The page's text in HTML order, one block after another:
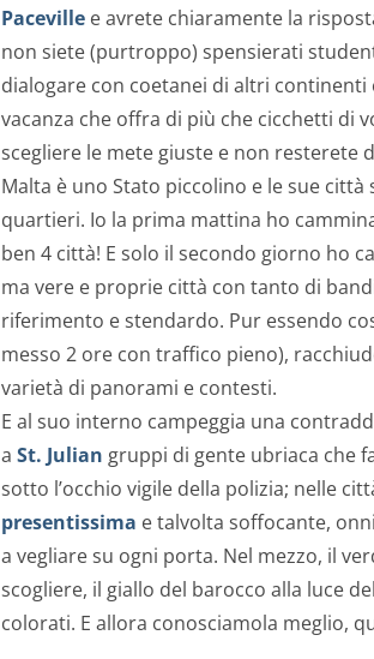
Paceville e avrete chiaramente la
non siete (purtroppo) spensierati
dialogare con coetanei di altri continenti
vacanza che offra di più che cicchetti di
scegliere le mete giuste e non resterete
Malta è uno Stato piccolino e le sue
quartieri. Io la prima mattina ho
ben 4 città! E solo il secondo giorno ho
ma vere e proprie città con tanto di
riferimento e stendardo. Pur essendo
messo 2 ore con traffico pieno),
varietà di panorami e contesti.
E al suo interno campeggia una
a St. Julian gruppi di gente ubriaca che
sotto l’occhio vigile della polizia; nelle
presentissima e talvolta soffocante,
a vegliare su ogni porta. Nel mezzo, il
scogliere, il giallo del barocco alla luce
colorati. E allora conosciamola meglio,